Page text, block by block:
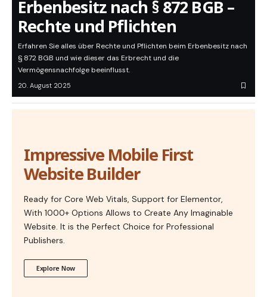
Erbenbesitz nach § 872 BGB –
Rechte und Pflichten
Erfahren Sie alles über Rechte und Pflichten beim Erbenbesitz nach
§ 872 BGB und wie dieser das Erbrecht und die
Vermögensnachfolge beeinflusst.
20. August 2025
Impressive Mobile First
Website Builder
Ready for Core Web Vitals, Support for Elementor,
With 1000+ Options Allows to Create Any Imaginable
Website. It is the Perfect Choice for Professional
Publishers.
Explore Now